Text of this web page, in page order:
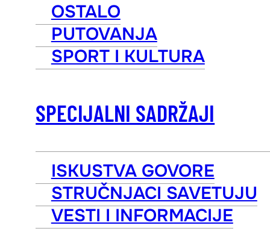
OSTALO
PUTOVANJA
SPORT I KULTURA
SPECIJALNI SADRŽAJI
ISKUSTVA GOVORE
STRUČNJACI SAVETUJU
VESTI I INFORMACIJE